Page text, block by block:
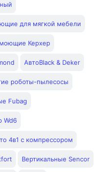
для мягкой мебели
Керхер
АвтоBlack & Deker
роботы-пылесосы
Fubag
Wd6
4в1 с компрессором
Вертикальные Sencor